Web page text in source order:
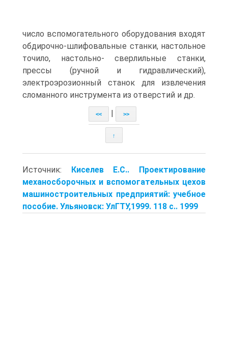
число вспомогательного оборудования входят
обдирочно-шлифовальные станки, настольное
точило, настольно- сверлильные станки,
прессы (ручной и гидравлический),
электроэрозионный станок для извлечения
сломанного инструмента из отверстий и др.
<< >>
↑
Источник: Киселев Е.С.. Проектирование
механосборочных и вспомогательных цехов
машиностроительных предприятий: учебное
пособие. Ульяновск: УлГТУ,1999. 118 с.. 1999